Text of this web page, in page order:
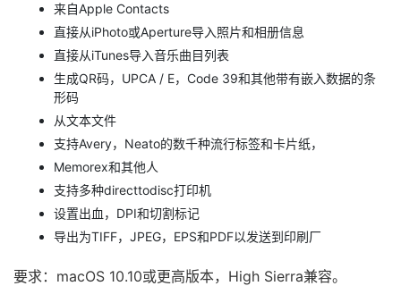
来自Apple Contacts
直接从iPhoto或Aperture导入照片和相册信息
直接从iTunes导入音乐曲目列表
生成QR码，UPCA / E，Code 39和其他带有嵌入数据的条
形码
从文本文件
支持Avery，Neato的数千种流行标签和卡片纸，
Memorex和其他人
支持多种directtodisc打印机
设置出血，DPI和切割标记
导出为TIFF，JPEG，EPS和PDF以发送到印刷厂
要求：macOS 10.10或更高版本，High Sierra兼容。